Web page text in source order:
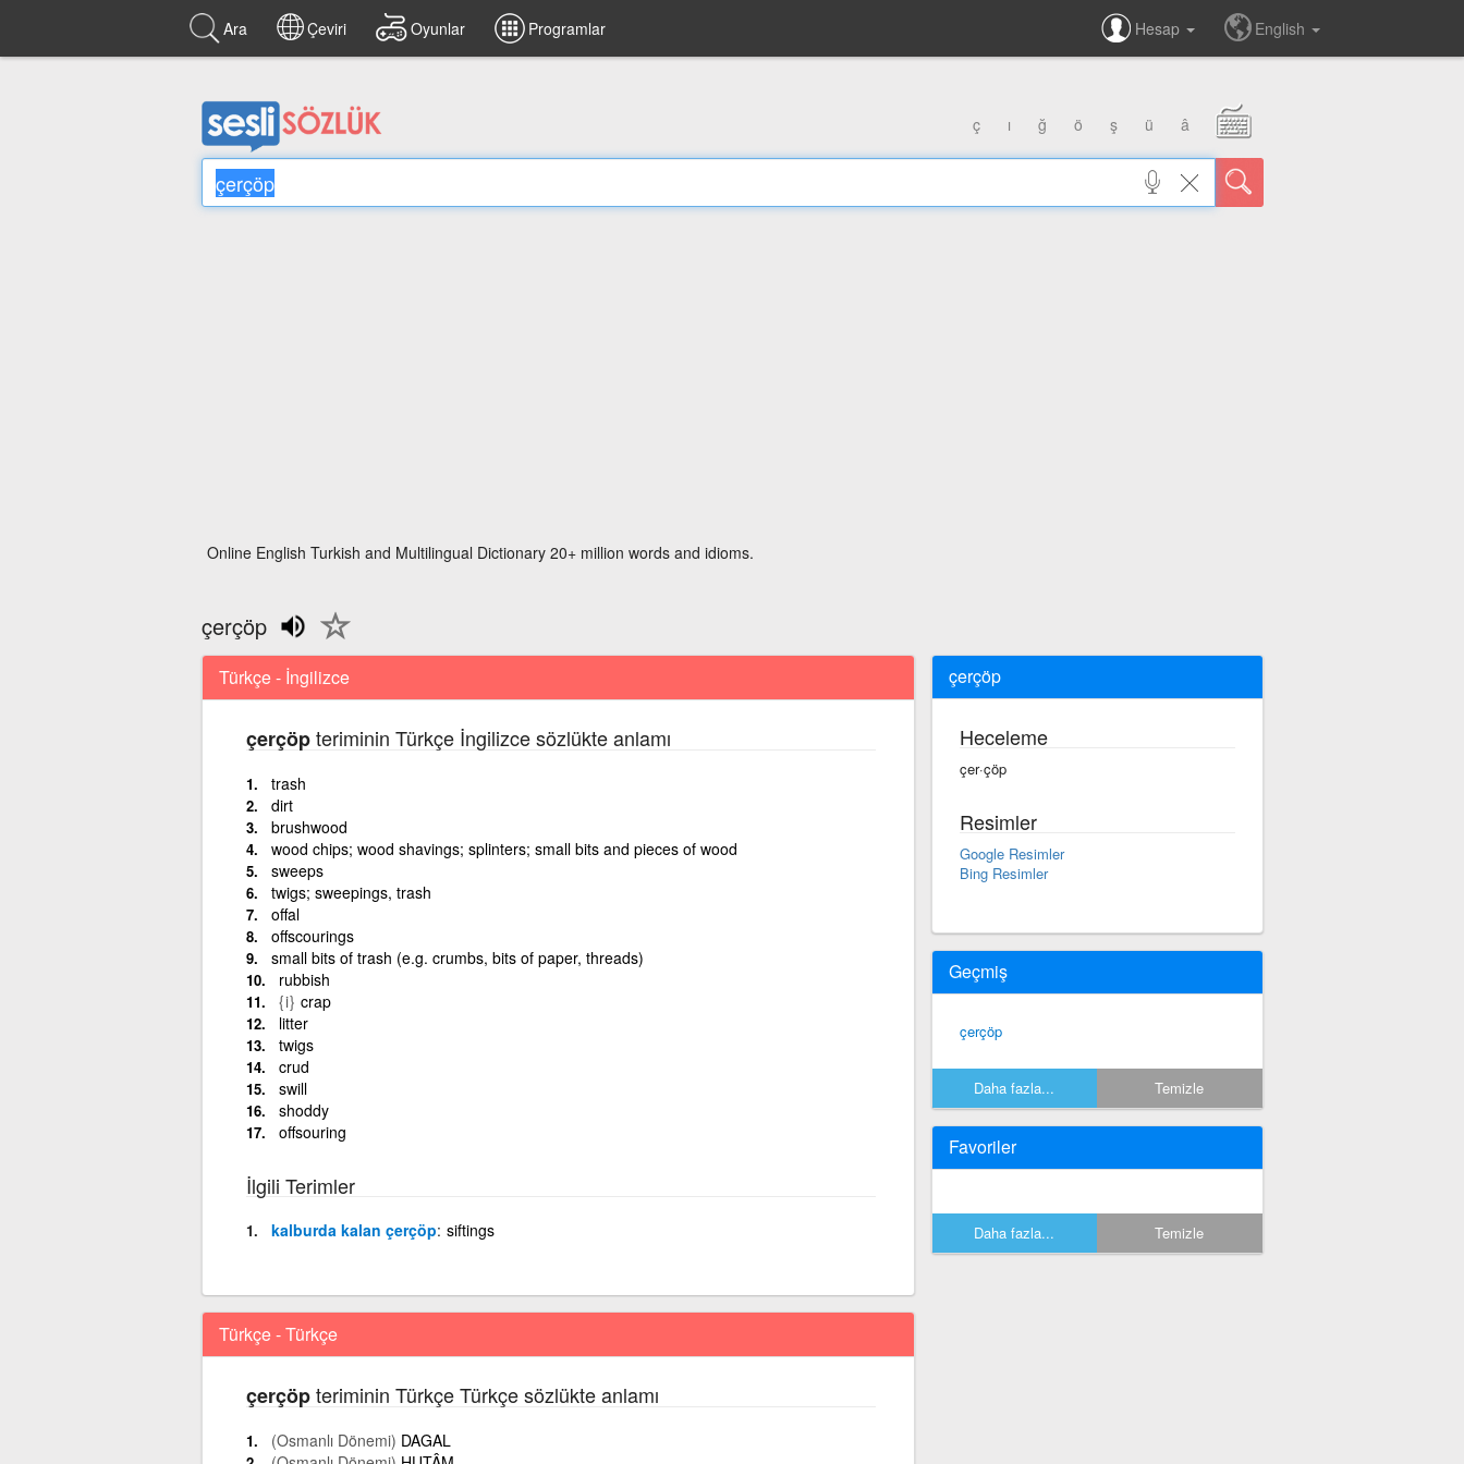
Ara Çeviri Oyunlar Programlar Hesap English
ç ı ğ ö ş ü â
Online English Turkish and Multilingual Dictionary 20+ million words and idioms.
çerçöp
Türkçe - İngilizce
çerçöpteriminin Türkçe İngilizce sözlükte anlamı
trash
dirt
brushwood
wood chips; wood shavings; splinters; small bits and pieces of wood
sweeps
twigs; sweepings, trash
offal
offscourings
small bits of trash (e.g. crumbs, bits of paper, threads)
rubbish
{i} crap
litter
twigs
crud
swill
shoddy
offsouring
İlgili Terimler
kalburda kalan çerçöp siftings
Türkçe - Türkçe
çerçöpteriminin Türkçe Türkçe sözlükte anlamı
(Osmanlı Dönemi) DAGAL
çerçöp
Heceleme
çer·çöp
Resimler
Google Resimler
Bing Resimler
Geçmiş
çerçöp
Daha fazla... Temizle
Favoriler
Daha fazla... Temizle